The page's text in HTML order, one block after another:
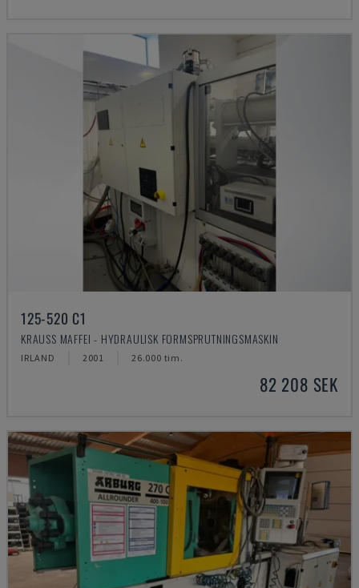
125-520 C1
KRAUSS MAFFEI - HYDRAULISK FORMSPRUTNINGSMASKIN
IRLAND 2001 26.000 tim.
82 208 SEK